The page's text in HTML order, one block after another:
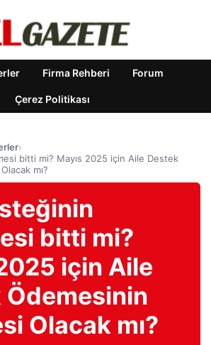
Firma Rehberi Forum
Çerez Politikası
›
bitti mi? Mayıs 2025 için Aile Destek
mı?
bitti mi?
için Aile
Ödemesinin
Olacak mı?